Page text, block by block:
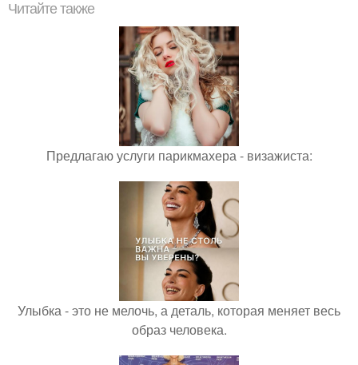
Читайте также
Предлагаю услуги парикмахера - визажиста:
Улыбка - это не мелочь, а деталь, которая меняет весь
образ человека.